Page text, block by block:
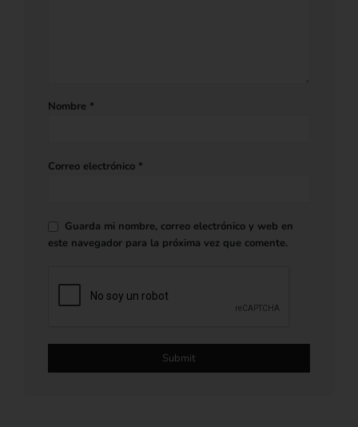
Nombre *
Correo electrónico *
Guarda mi nombre, correo electrónico y web en
este navegador para la próxima vez que comente.